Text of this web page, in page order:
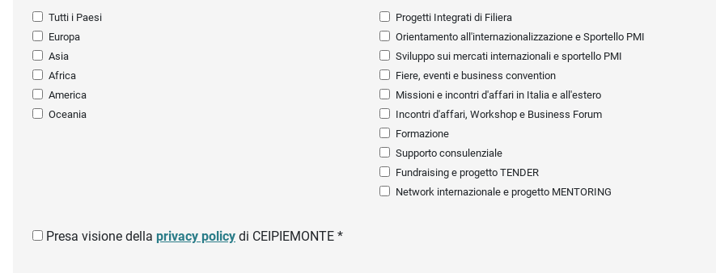
Tutti i Paesi
Europa
Asia
Africa
America
Oceania
Progetti Integrati di Filiera
Orientamento all'internazionalizzazione e Sportello PMI
Sviluppo sui mercati internazionali e sportello PMI
Fiere, eventi e business convention
Missioni e incontri d'affari in Italia e all'estero
Incontri d'affari, Workshop e Business Forum
Formazione
Supporto consulenziale
Fundraising e progetto TENDER
Network internazionale e progetto MENTORING
Presa visione della privacy policy di CEIPIEMONTE *